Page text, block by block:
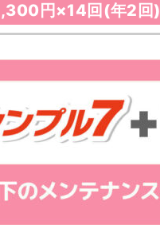
円×14回(年2回)